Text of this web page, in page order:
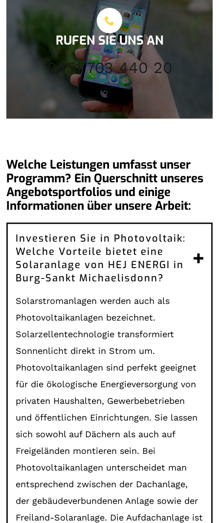
RUFEN SIE UNS AN
0451 703 440 20
Welche Leistungen umfasst unser
Programm? Ein Querschnitt unseres
Angebotsportfolios und einige
Informationen über unsere Arbeit:
Investieren Sie in Photovoltaik:
Welche Vorteile bietet eine
Solaranlage von HEJ ENERGI in
Burg-Sankt Michaelisdonn?
Solarstromanlagen werden auch als
Photovoltaikanlagen bezeichnet.
Solarzellentechnologie transformiert
Sonnenlicht direkt in Strom um.
Photovoltaikanlagen sind perfekt geeignet
für die ökologische Energieversorgung von
privaten Haushalten, Gewerbebetrieben
und öffentlichen Einrichtungen. Sie lassen
sich sowohl auf Dächern als auch auf
Freigeländen montieren sein. Bei
Photovoltaikanlagen unterscheidet man
entsprechend zwischen der Dachanlage,
der gebäudeverbundenen Anlage sowie der
Freiland-Solaranlage. Die Aufdachanlage ist